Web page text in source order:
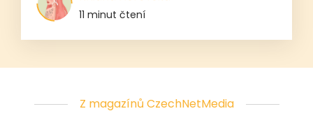
11 minut čtení
Z magazínů CzechNetMedia